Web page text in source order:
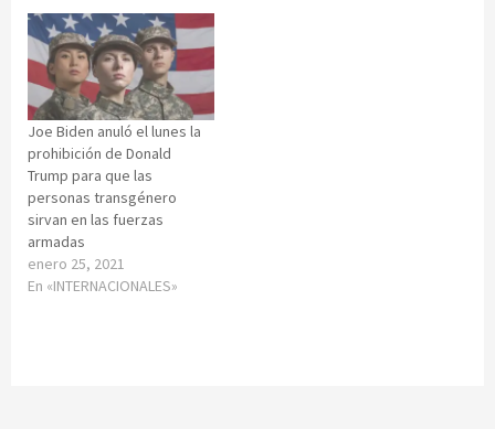
Joe Biden anuló el lunes la
prohibición de Donald
Trump para que las
personas transgénero
sirvan en las fuerzas
armadas
enero 25, 2021
En «INTERNACIONALES»